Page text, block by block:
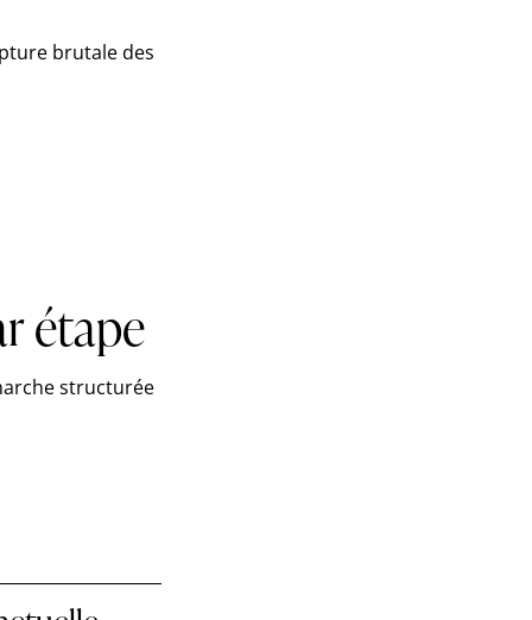
brutale des
étape
structurée